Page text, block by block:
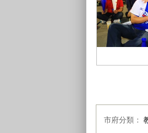
市府分類：